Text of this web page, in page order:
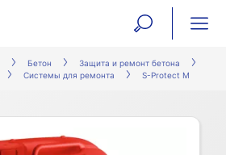
open
search
Бетон
Защита и ремонт бетона
Системы для ремонта S-Protect M